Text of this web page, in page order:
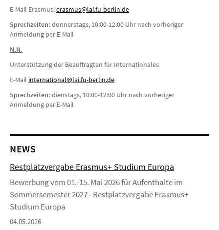
E-Mail Erasmus:erasmus@lai.fu-berlin.de
Sprechzeiten: donnerstags, 10:00-12:00 Uhr nach vorheriger
Anmeldung per E-Mail
N.N.
Unterstützung der Beauftragten für Internationales
E-Mail international@lai.fu-berlin.de
Sprechzeiten: dienstags, 10:00-12:00 Uhr nach vorheriger
Anmeldung per E-Mail
NEWS
Restplatzvergabe Erasmus+ Studium Europa
Bewerbung vom 01.-15. Mai 2026 für Aufenthalte im
Sommersemester 2027 - Restplatzvergabe Erasmus+
Studium Europa
04.05.2026